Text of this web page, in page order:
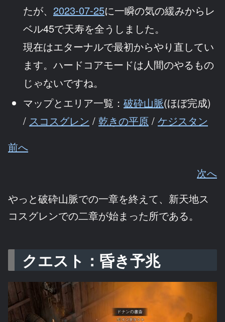
たが、 2023-07-25に一瞬の気の緩みからレ
ベル45で天寿を全うしました。
現在はエターナルで最初からやり直してい
ます。ハードコアモードは人間のやるもの
じゃないですね。
マップとエリア一覧： 破砕山脈(ほぼ完成)
/ スコスグレン / 乾きの平原 / ケジスタン
前へ
次へ
やっと破砕山脈での一章を終えて、新天地ス
コスグレンでの二章が始まった所である。
クエスト：昏き予兆